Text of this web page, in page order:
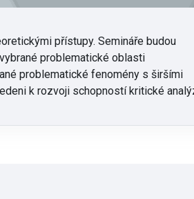
přístupy. Semináře budou
problematické oblasti
problematické fenomény s širšími
k rozvoji schopností kritické